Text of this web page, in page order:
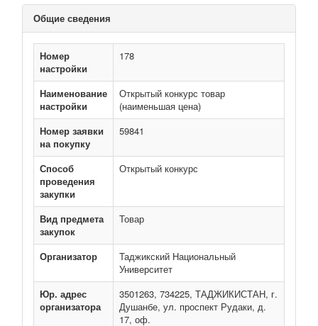
Общие сведения
Номер
настройки
178
Наименование
настройки
Открытый конкурс товар
(наименьшая цена)
Номер заявки
на покупку
59841
Способ
проведения
закупки
Открытый конкурс
Вид предмета
закупок
Товар
Организатор
Таджикский Национальный
Университет
Юр. адрес
организатора
3501263, 734225, ТАДЖИКИСТАН, г.
Душанбе, ул. проспект Рудаки, д.
17, оф.